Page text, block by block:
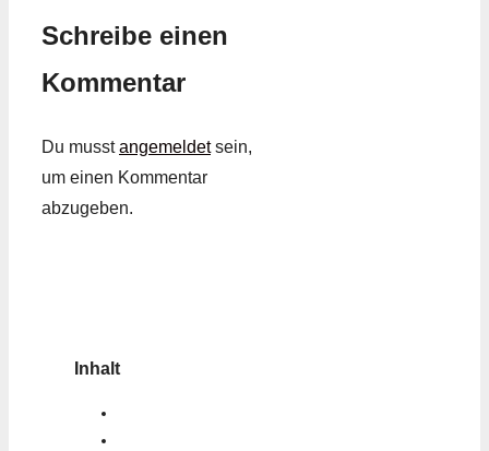
Schreibe einen
Kommentar
Du musstangemeldetsein,
um einen Kommentar
abzugeben.
Inhalt